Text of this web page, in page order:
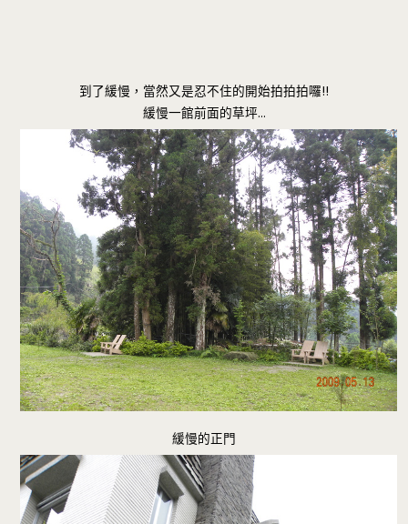
到了緩慢，當然又是忍不住的開始拍拍拍囉!!
緩慢一館前面的草坪…
緩慢的正門